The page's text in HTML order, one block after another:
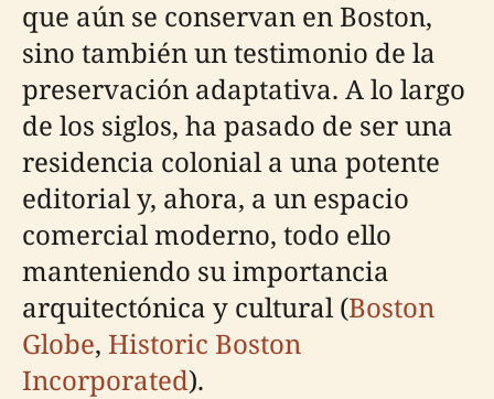
que aún se conservan en Boston,
sino también un testimonio de la
preservación adaptativa. A lo largo
de los siglos, ha pasado de ser una
residencia colonial a una potente
editorial y, ahora, a un espacio
comercial moderno, todo ello
manteniendo su importancia
arquitectónica y cultural (Boston
Globe, Historic Boston
Incorporated).